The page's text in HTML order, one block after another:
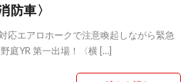
防車〉
応エアロホークで注意喚起しながら緊急
庭YR 第一出場！〈横 […]